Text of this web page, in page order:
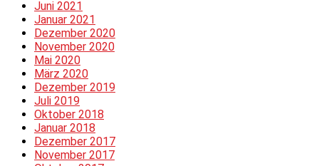
Juni 2021
Januar 2021
Dezember 2020
November 2020
Mai 2020
März 2020
Dezember 2019
Juli 2019
Oktober 2018
Januar 2018
Dezember 2017
November 2017